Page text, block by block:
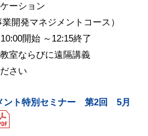
ーション
開発マネジメントコース）
開始 ～12:15終了
室ならびに遠隔講義
さい
ント特別セミナー 第2回 5月